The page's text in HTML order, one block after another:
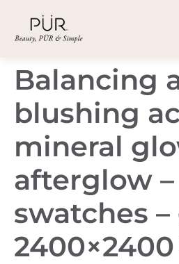
Balancing
blushing
mineral
afterglow –
swatches –